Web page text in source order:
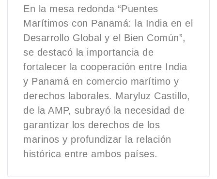
En la mesa redonda “Puentes
Marítimos con Panamá: la India en el
Desarrollo Global y el Bien Común”,
se destacó la importancia de
fortalecer la cooperación entre India
y Panamá en comercio marítimo y
derechos laborales. Maryluz Castillo,
de la AMP, subrayó la necesidad de
garantizar los derechos de los
marinos y profundizar la relación
histórica entre ambos países.